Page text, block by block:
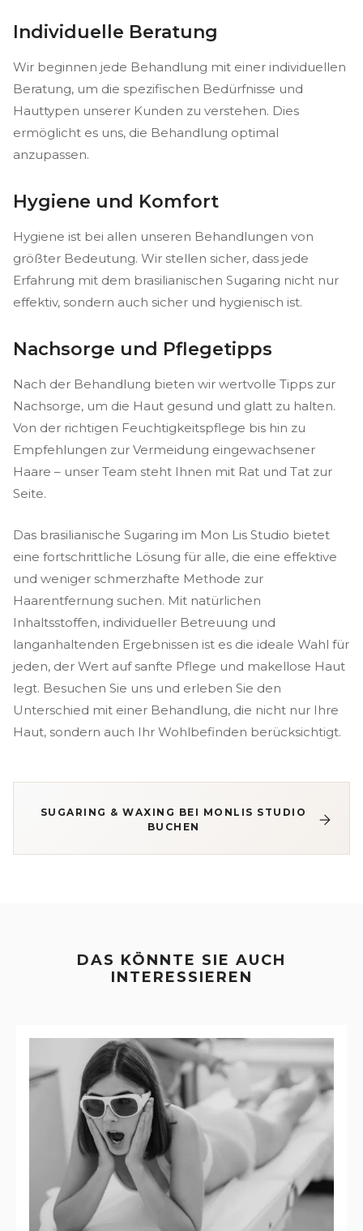
Individuelle Beratung
Wir beginnen jede Behandlung mit einer individuellen
Beratung, um die spezifischen Bedürfnisse und
Hauttypen unserer Kunden zu verstehen. Dies
ermöglicht es uns, die Behandlung optimal
anzupassen.
Hygiene und Komfort
Hygiene ist bei allen unseren Behandlungen von
größter Bedeutung. Wir stellen sicher, dass jede
Erfahrung mit dem brasilianischen Sugaring nicht nur
effektiv, sondern auch sicher und hygienisch ist.
Nachsorge und Pflegetipps
Nach der Behandlung bieten wir wertvolle Tipps zur
Nachsorge, um die Haut gesund und glatt zu halten.
Von der richtigen Feuchtigkeitspflege bis hin zu
Empfehlungen zur Vermeidung eingewachsener
Haare – unser Team steht Ihnen mit Rat und Tat zur
Seite.
Das brasilianische Sugaring im Mon Lis Studio bietet
eine fortschrittliche Lösung für alle, die eine effektive
und weniger schmerzhafte Methode zur
Haarentfernung suchen. Mit natürlichen
Inhaltsstoffen, individueller Betreuung und
langanhaltenden Ergebnissen ist es die ideale Wahl für
jeden, der Wert auf sanfte Pflege und makellose Haut
legt. Besuchen Sie uns und erleben Sie den
Unterschied mit einer Behandlung, die nicht nur Ihre
Haut, sondern auch Ihr Wohlbefinden berücksichtigt.
SUGARING & WAXING BEI MONLIS STUDIO
BUCHEN
DAS KÖNNTE SIE AUCH
INTERESSIEREN